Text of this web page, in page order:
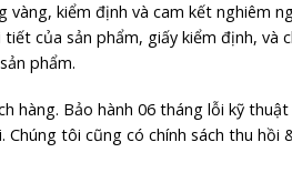
kiểm định và cam kết nghiêm
của sản phẩm, giấy kiểm định, và
phẩm.
hàng. Bảo hành 06 tháng lỗi kỹ
tôi cũng có chính sách thu